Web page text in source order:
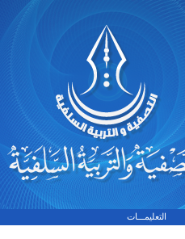
التعليمـــات